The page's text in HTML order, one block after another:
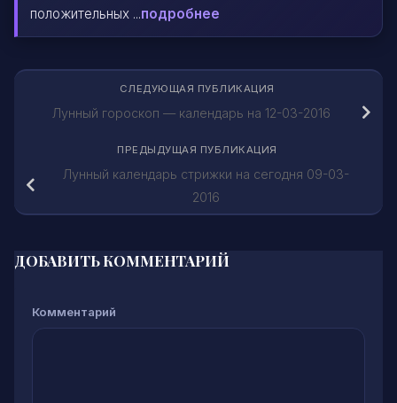
положительных ...подробнее
СЛЕДУЮЩАЯ ПУБЛИКАЦИЯ
Лунный гороскоп — календарь на 12-03-2016
ПРЕДЫДУЩАЯ ПУБЛИКАЦИЯ
Лунный календарь стрижки на сегодня 09-03-
2016
ДОБАВИТЬ КОММЕНТАРИЙ
Комментарий